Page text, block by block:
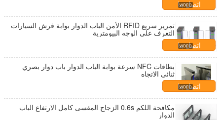
اتصل بنا
تمرير سريع RFID الأمن الباب الدوار بوابة فرش السيارات
التعرف على الوجه البيومترية
اتصل بنا
بطاقات NFC سرعة بوابة الباب الدوار باب دوار بصري
ثنائي الاتجاه
اتصل بنا
مكافحة اللكم 0.6s الزجاج المقسى كامل الارتفاع الباب
الدوار